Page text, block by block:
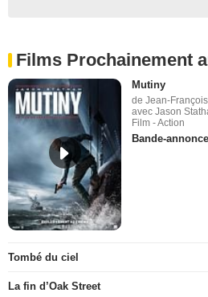
Films Prochainement
Mutiny
de Jean-
avec Jason
Film - Action
Bande-annonce
Tombé du ciel
La fin d’Oak Street